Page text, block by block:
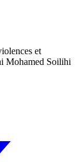
et
Mohamed Soilihi